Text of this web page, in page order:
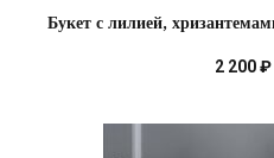
Букет с лилией,
2 200₽